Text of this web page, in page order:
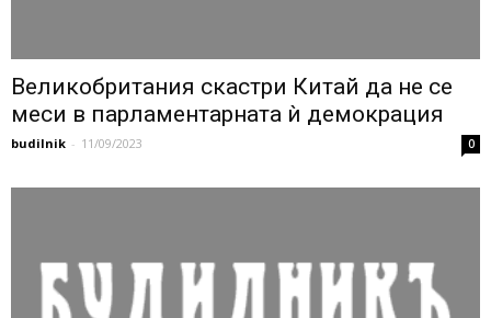
Великобритания скастри Китай да не се
меси в парламентарната ѝ демокрация
budilnik - 11/09/2023 0